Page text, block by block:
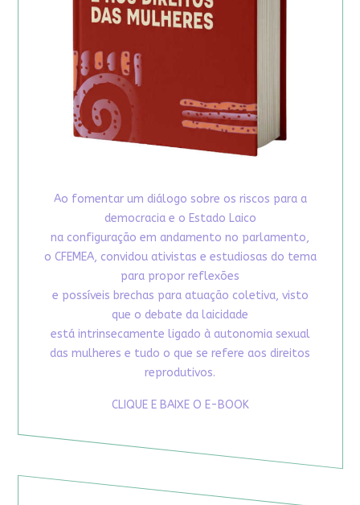
Ao fomentar um diálogo sobre os riscos para a
democracia e o Estado Laico
na configuração em andamento no parlamento,
o CFEMEA, convidou ativistas e estudiosas do tema
para propor reflexões
e possíveis brechas para atuação coletiva, visto
que o debate da laicidade
está intrinsecamente ligado à autonomia sexual
das mulheres e tudo o que se refere aos direitos
reprodutivos.
CLIQUE E BAIXE O E-BOOK